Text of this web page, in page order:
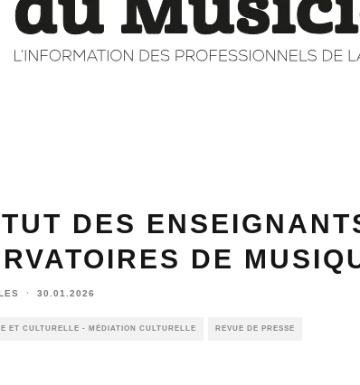
DES
DE
· 30.01.2026
ET CULTURELLE - MÉDIATION CULTURELLE REVUE DE PRESSE